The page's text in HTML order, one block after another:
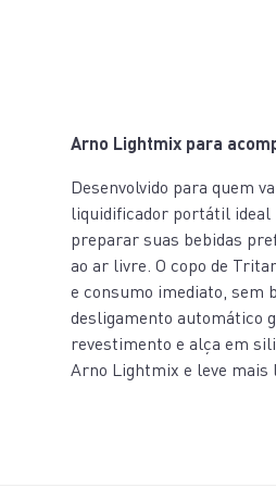
Arno Lightmix para
Desenvolvido para quem
liquidificador portátil ideal
preparar suas bebidas
ao ar livre. O copo de
e consumo imediato, sem
desligamento automático
revestimento e alça em
Arno Lightmix e leve mais